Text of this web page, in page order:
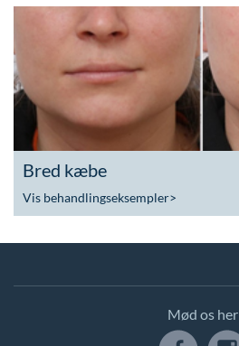
Bred kæbe
Vis behandlingseksempler>
Mød os her